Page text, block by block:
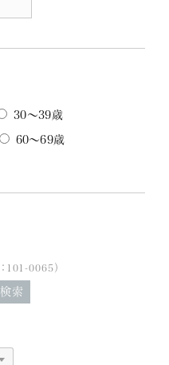
30～39歳
60～69歳
101-0065）
索